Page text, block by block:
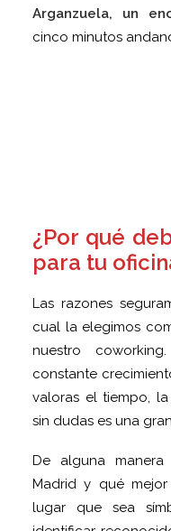
Arganzuela, un
cinco minutos
¿Por qué
para tu
Las razones
cual la elegimos
nuestro
constante
valoras el tiempo,
sin dudas es una
De alguna
Madrid y qué
lugar que sea